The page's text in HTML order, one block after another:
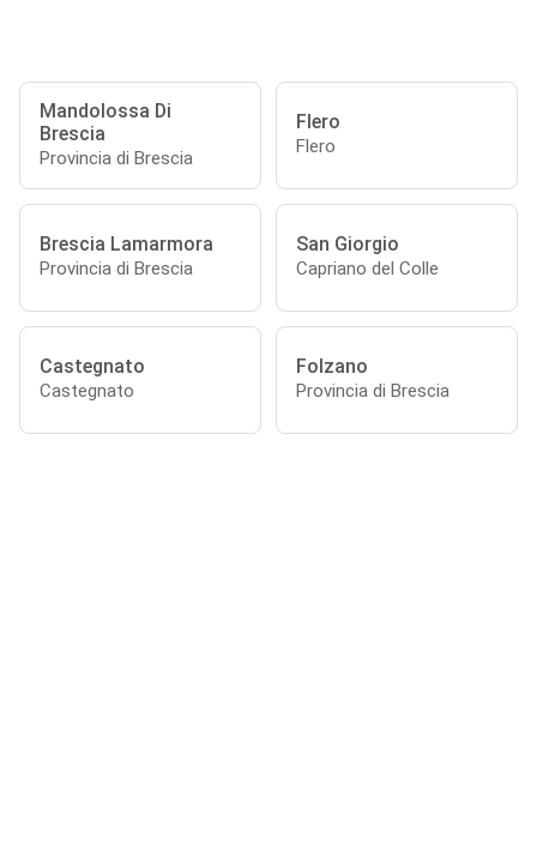
Mandolossa Di
Brescia
Provincia di Brescia
Flero
Flero
Brescia Lamarmora
Provincia di Brescia
San Giorgio
Capriano del Colle
Castegnato
Castegnato
Folzano
Provincia di Brescia